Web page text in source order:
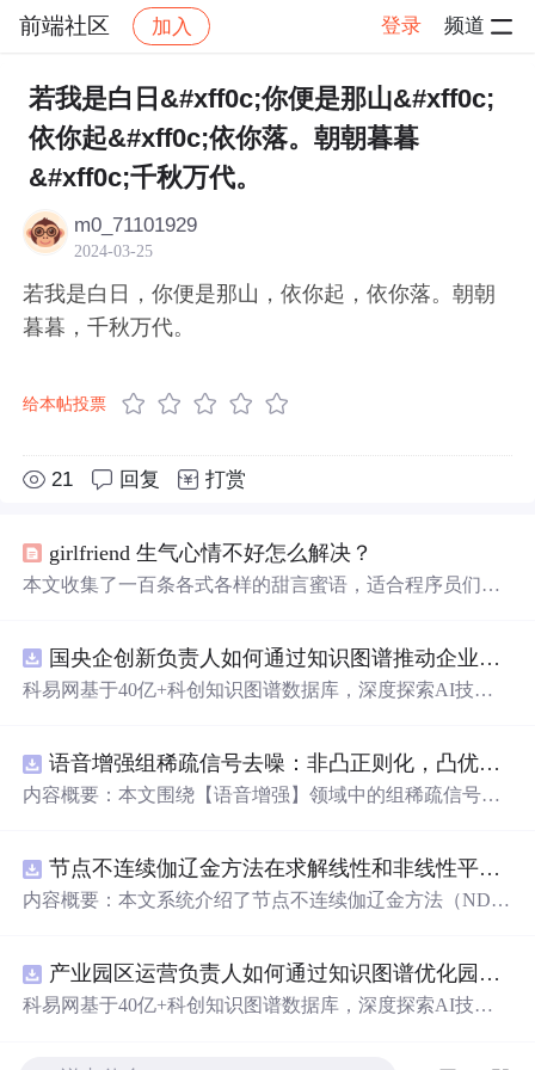
前端社区 加入 登录 频道
社区 前端社区 感慨 帖子详情
若我是白日&#xff0c;你便是那山&#xff0c;
依你起&#xff0c;依你落。朝朝暮暮
&#xff0c;千秋万代。
m0_71101929
2024-03-25
若我是白日，你便是那山，依你起，依你落。朝朝
暮暮，千秋万代。
给本帖投票
21 回复 打赏
girlfriend 生气心情不好怎么解决？
本文收集了一百条各式各样的甜言蜜语，适合程序员们在
更好地理解和表达情感，营造和谐的恋爱氛围。
国央企创新负责人如何通过知识图谱推动企业技术创新与外部资源高效对接？.docx
科易网基于40亿+科创知识图谱数据库，深度探索AI技术
新领域的AI+数智化解决方案，推动科技创新与产业创新
智能化发展。
语音增强组稀疏信号去噪：非凸正则化，凸优化研究（Matlab代码实现）
内容概要：本文围绕【语音增强】领域中的组稀疏信号去
文章系统阐述了组稀疏信号模型的构建机制，引入非凸正
则项以更精确地逼近理想稀疏性，克服传统凸正则化在稀
实现，涵盖语音信号预处理、稀疏系数求解、去噪重构等
关键环节，并配套提供可复现的代码资源，便于研究人员
进一步验证与拓展。该方法在保留数学可处理性的同时显
节点不连续伽辽金方法在求解线性和非线性平流方程中的一维实现（Matlab代码实现）
内容概要：本文系统介绍了节点不连续伽辽金方法（ND
种高精度、高分辨率的数值离散化技术，特别适用于对流
主导的偏微分方程求解，在处理间断解和保持数值稳定性
产业园区运营负责人如何通过知识图谱优化园区企业与科研机构的协同创新机制？.docx
科易网基于40亿+科创知识图谱数据库，深度探索AI技术